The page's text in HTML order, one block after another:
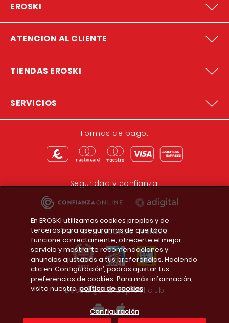
EROSKI
ATENCION AL CLIENTE
TIENDAS EROSKI
SERVICIOS
Formas de pago:
Seguridad y confianza:
Premios y reconocimientos:
Descarga la app del club
En EROSKI utilizamos cookies propias y de
terceros para asegurarnos de que todo
funcione correctamente, ofrecerte el mejor
servicio y mostrarte recomendaciones y
anuncios ajustados a tus preferencias. Haciendo
clic en ‘Configuración’, podrás ajustar tus
preferencias de cookies. Para más información,
visita nuestra política de cookies
Configuración